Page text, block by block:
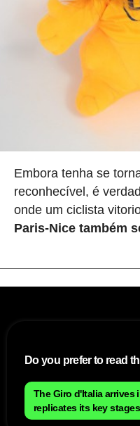
Embora tenha se
reconhecível, é
onde um ciclista
Paris-Nice também
Do you prefer to read
The Giro d'Italia arrives
replicates its key stages